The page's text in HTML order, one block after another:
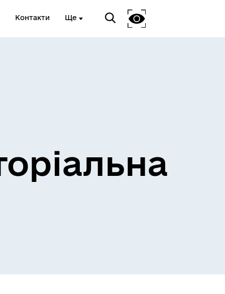
Контакти Ще